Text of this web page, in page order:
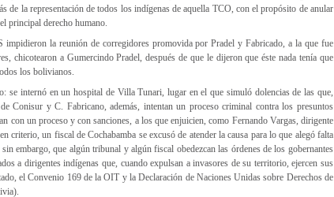
de la representación de todos los indígenas de aquella TCO, con el propósito de anular
principal derecho humano.
la reunión de corregidores promovida por Pradel y Fabricado, a la que fue
chicotearon a Gumercindo Pradel, después de que le dijeron que éste nada tenía que
los bolivianos.
se internó en un hospital de Villa Tunari, lugar en el que simuló dolencias de las que,
Conisur y C. Fabricano, además, intentan un proceso criminal contra los presuntos
con un proceso y con sanciones, a los que enjuicien, como Fernando Vargas, dirigente
criterio, un fiscal de Cochabamba se excusó de atender la causa para lo que alegó falta
embargo, que algún tribunal y algún fiscal obedezcan las órdenes de los gobernantes
a dirigentes indígenas que, cuando expulsan a invasores de su territorio, ejercen sus
el Convenio 169 de la OIT y la Declaración de Naciones Unidas sobre Derechos de